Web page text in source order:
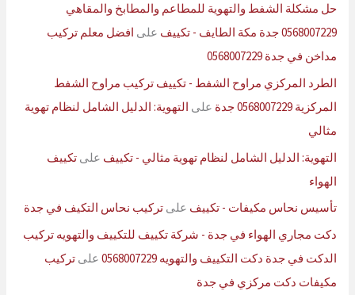
حل مشكلة الشفط والتهوية للمطاعم والمطابخ والمقاهي
0568007229 جدة مكة الطايف - تكييف
على افضل معلم تركيب
مداخن في جدة 0568007229
الطرد المركزي مراوح الشفط - تكييف تركيب مراوح الشفط
المركزية 0568007229 جدة
على التهوية: الدليل الشامل لنظام تهوية
مثالي
التهوية: الدليل الشامل لنظام تهوية مثالي - تكييف علىتكييف
الهواء
تأسيس نحاس مكيفات - تكييف علىتركيب نحاس التكيف في جدة
دكت مجاري الهواء في جدة - شركة تكييف للتكييف والتهويه تركيب
الدكت في جدة دكت التكييف والتهويه 0568007229
علىتركيب
مكيفات دكت مركزي في جدة